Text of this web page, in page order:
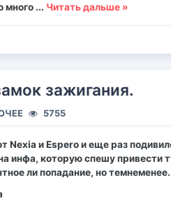
много ... Читать дальше »
зажигания.
5755
Nexia и Espero и еще раз
инфа, которую спешу привести
ли попадание, но